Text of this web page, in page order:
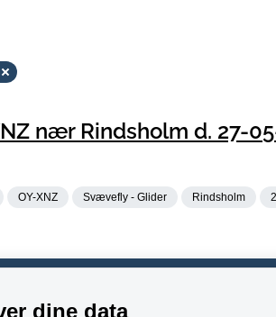
nær Rindsholm d. 27-
OY-XNZ Svævefly - Glider Rindsholm
dine data